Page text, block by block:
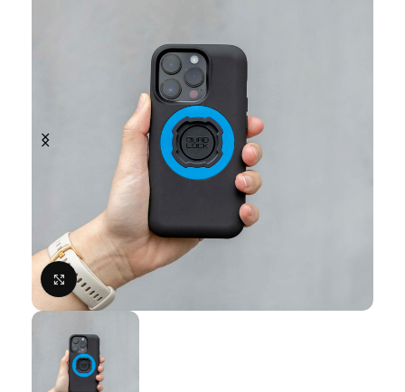
Uvećaj sliku